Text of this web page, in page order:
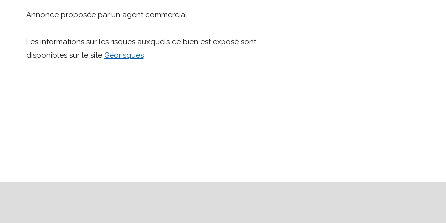
Annonce proposée par un agent commercial
Les informations sur les risques auxquels ce bien est exposé sont
disponibles sur le site Géorisques